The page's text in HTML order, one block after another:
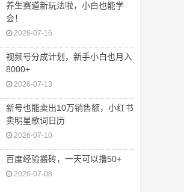
养生赛道新玩法啦，小白也能学
会！
2026-07-16
视频号分成计划，新手小白也月入
8000+
2026-07-13
​新号也能卖出10万销售额，小红书
卖明星歌词日历
2026-07-10
百度经验搬砖，一天可以撸50+
2026-07-08